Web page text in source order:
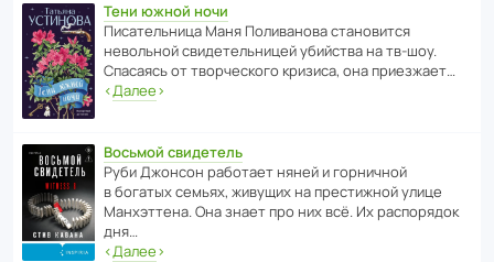
Тени южной ночи
Писа­тель­ница Маня Поли­ва­нова стано­вится
невольной свиде­тель­ницей убийства на тв-шоу.
Спасаясь от твор­че­с­кого кризиса, она приезжает…
‹Далее›
Восьмой свидетель
Руби Джонсон рабо­тает няней и горни­чной
в богатых семьях, живущих на прес­ти­жной улице
Манх­эт­тена. Она знает про них всё. Их распо­рядок
дня…
‹Далее›